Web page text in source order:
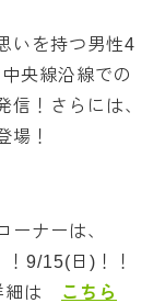
いを持つ男性4
央線沿線での
信！さらには、
場！
ーナーは、
9/15(日)！！
細は
こちら